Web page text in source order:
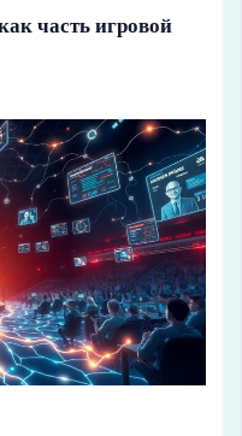
часть игровой